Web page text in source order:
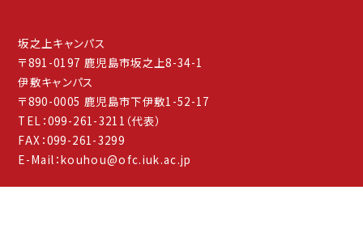
坂之上キャンパス
〒891-0197 鹿児島市坂之上8-34-1
伊敷キャンパス
〒890-0005 鹿児島市下伊敷1-52-17
TEL：099-261-3211（代表）
FAX：099-261-3299
E-Mail：kouhou@ofc.iuk.ac.jp